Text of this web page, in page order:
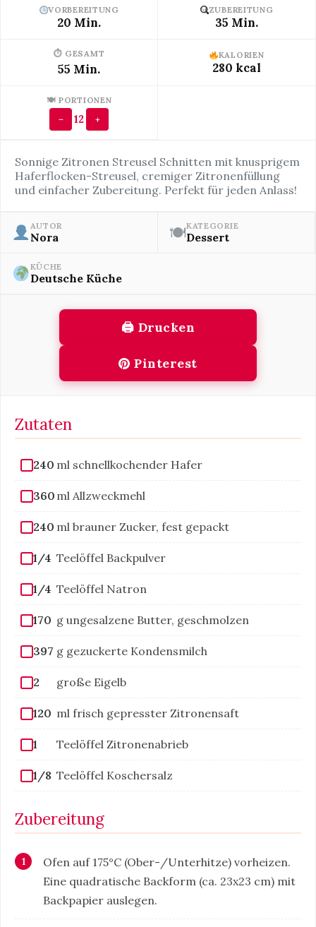
VORBEREITUNG
20 Min.
ZUBEREITUNG
35 Min.
⏱ GESAMT
55 Min.
KALORIEN
280 kcal
🍽 PORTIONEN
− 12 +
Sonnige Zitronen Streusel Schnitten mit knusprigem
Haferflocken-Streusel, cremiger Zitronenfüllung
und einfacher Zubereitung. Perfekt für jeden Anlass!
AUTOR
Nora 🍽KATEGORIE
Dessert
KÜCHE
Deutsche Küche
🖨 Drucken
Pinterest
Zutaten
240 ml schnellkochender Hafer
360 ml Allzweckmehl
240 ml brauner Zucker, fest gepackt
1/4 Teelöffel Backpulver
1/4 Teelöffel Natron
170 g ungesalzene Butter, geschmolzen
397 g gezuckerte Kondensmilch
2 große Eigelb
120 ml frisch gepresster Zitronensaft
1 Teelöffel Zitronenabrieb
1/8 Teelöffel Koschersalz
Zubereitung
Ofen auf 175°C (Ober-/Unterhitze) vorheizen.
Eine quadratische Backform (ca. 23x23 cm) mit
Backpapier auslegen.